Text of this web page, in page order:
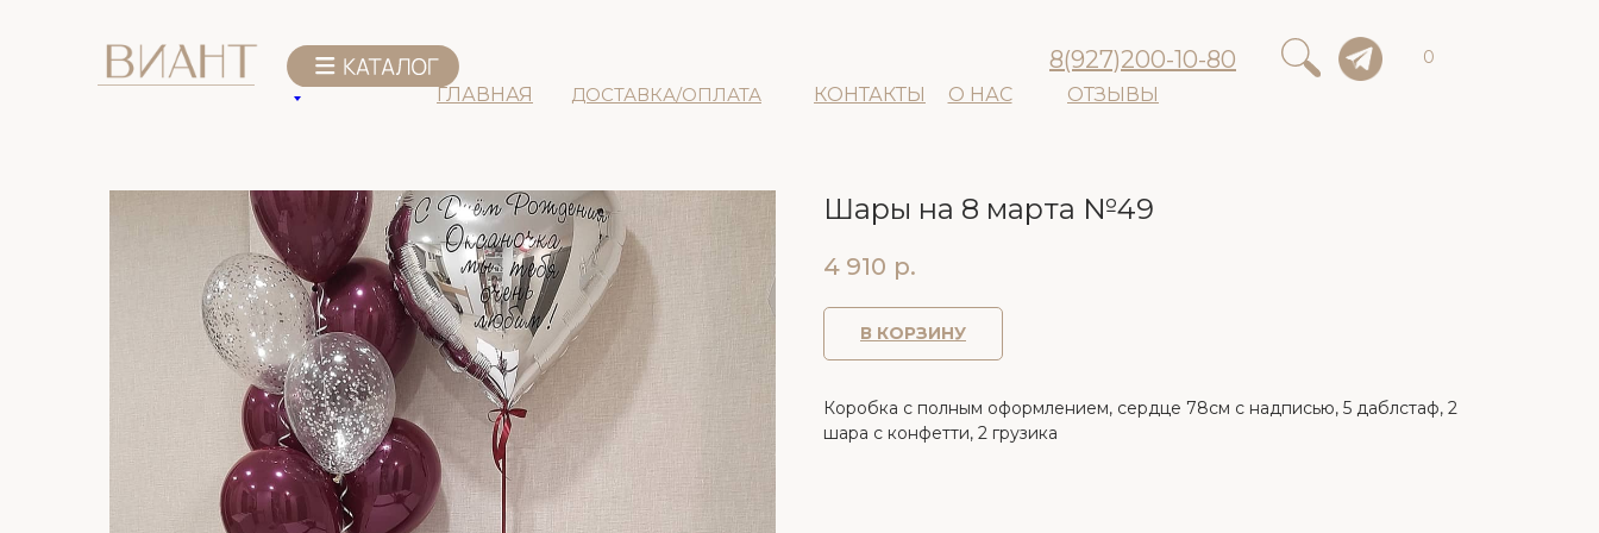
ДОСТАВКА/ОПЛАТА
ГЛАВНАЯ КОНТАКТЫ О НАС ОТЗЫВЫ
8(927)200-10-80 0
Шары на 8 марта №49
4 910 р.
В КОРЗИНУ
Коробка с полным оформлением, сердце 78см с надписью, 5 даблстаф, 2
шара с конфетти, 2 грузика